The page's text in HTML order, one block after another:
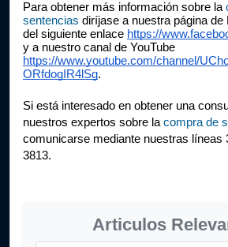
Para obtener más información sobre la
sentencias diríjase a nuestra página de
del siguiente enlace https://
https://www.youtube.com/channel/
ORfdogIR4lSg.
Si está interesado en obtener una
nuestros expertos sobre la compra de
comunicarse mediante nuestras líneas
3813.
Articulos